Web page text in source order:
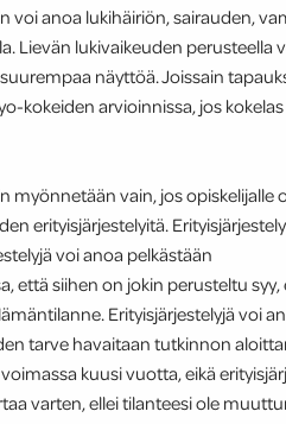
voi anoa lukihäiriön, sairauden,
Lievän lukivaikeuden perusteella
näyttöä. Joissain
kokeiden arvioinnissa, jos
myönnetään vain, jos opiskelijalle
erityisjärjestelyitä.
voi anoa pelkästään
että siihen on jokin perusteltu syy,
Erityisjärjestelyjä voi
tarve havaitaan tutkinnon
kuusi vuotta, eikä
varten, ellei tilanteesi ole